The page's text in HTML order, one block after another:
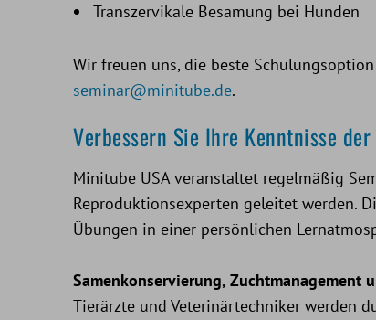
Transzervikale Besamung bei Hunden
Wir freuen uns, die beste
seminar@minitube.de.
Verbessern Sie Ihre Kenntnisse
Minitube USA veranstaltet regelmäßig
Reproduktionsexperten geleitet werden.
Übungen in einer persönlichen
Samenkonservierung, Zuchtmanagement
Tierärzte und Veterinärtechniker werden